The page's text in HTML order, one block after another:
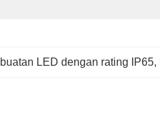
LED dengan rating IP65,